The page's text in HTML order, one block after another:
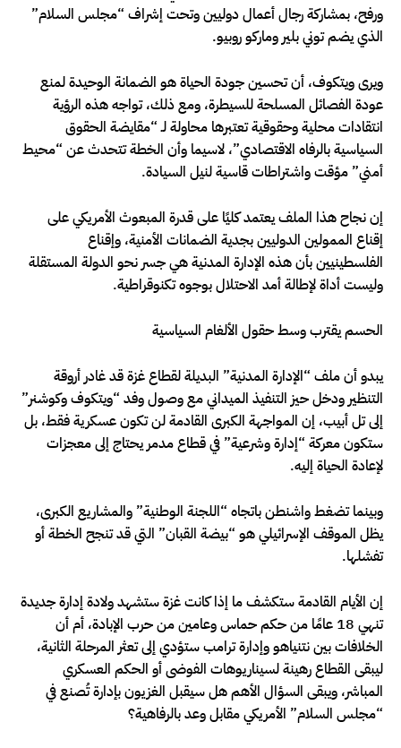
ورفح، بمشاركة رجال أعمال دوليين وتحت إشراف “مجلس السلام”
الذي يضم توني بلير وماركو روبيو.
ويرى ويتكوف، أن تحسين جودة الحياة هو الضمانة الوحيدة لمنع
عودة الفصائل المسلحة للسيطرة، ومع ذلك، تواجه هذه الرؤية
انتقادات محلية وحقوقية تعتبرها محاولة لـ “مقايضة الحقوق
السياسية بالرفاه الاقتصادي”، لاسيما وأن الخطة تتحدث عن “محيط
أمني” مؤقت واشتراطات قاسية لنيل السيادة.
إن نجاح هذا الملف يعتمد كليًا على قدرة المبعوث الأمريكي على
إقناع الممولين الدوليين بجدية الضمانات الأمنية، وإقناع
الفلسطينيين بأن هذه الإدارة المدنية هي جسر نحو الدولة المستقلة
وليست أداة لإطالة أمد الاحتلال بوجوه تكنوقراطية.
الحسم يقترب وسط حقول الألغام السياسية
يبدو أن ملف “الإدارة المدنية” البديلة لقطاع غزة قد غادر أروقة
التنظير ودخل حيز التنفيذ الميداني مع وصول وفد “ويتكوف وكوشنر”
إلى تل أبيب، إن المواجهة الكبرى القادمة لن تكون عسكرية فقط، بل
ستكون معركة “إدارة وشرعية” في قطاع مدمر يحتاج إلى معجزات
لإعادة الحياة إليه.
وبينما تضغط واشنطن باتجاه “اللجنة الوطنية” والمشاريع الكبرى،
يظل الموقف الإسرائيلي هو “بيضة القبان” التي قد تنجح الخطة أو
تفشلها.
إن الأيام القادمة ستكشف ما إذا كانت غزة ستشهد ولادة إدارة جديدة
تنهي 18 عامًا من حكم حماس وعامين من حرب الإبادة، أم أن
الخلافات بين نتنياهو وإدارة ترامب ستؤدي إلى تعثر المرحلة الثانية،
ليبقى القطاع رهينة لسيناريوهات الفوضى أو الحكم العسكري
المباشر، ويبقى السؤال الأهم هل سيقبل الغزيون بإدارة تُصنع في
“مجلس السلام” الأمريكي مقابل وعد بالرفاهية؟